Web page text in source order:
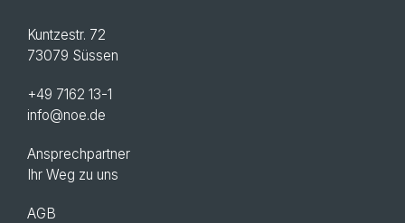
Kuntzestr. 72
73079 Süssen
+49 7162 13-1
info@noe.de
Ansprechpartner
Ihr Weg zu uns
AGB